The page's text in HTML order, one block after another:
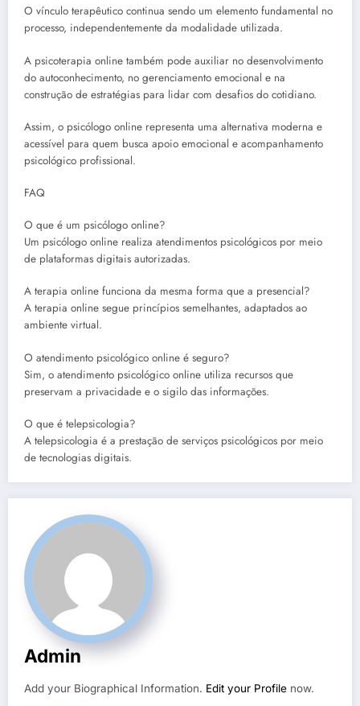
O vínculo terapêutico continua sendo um elemento fundamental no
processo, independentemente da modalidade utilizada.
A psicoterapia online também pode auxiliar no desenvolvimento
do autoconhecimento, no gerenciamento emocional e na
construção de estratégias para lidar com desafios do cotidiano.
Assim, o psicólogo online representa uma alternativa moderna e
acessível para quem busca apoio emocional e acompanhamento
psicológico profissional.
FAQ
O que é um psicólogo online?
Um psicólogo online realiza atendimentos psicológicos por meio
de plataformas digitais autorizadas.
A terapia online funciona da mesma forma que a presencial?
A terapia online segue princípios semelhantes, adaptados ao
ambiente virtual.
O atendimento psicológico online é seguro?
Sim, o atendimento psicológico online utiliza recursos que
preservam a privacidade e o sigilo das informações.
O que é telepsicologia?
A telepsicologia é a prestação de serviços psicológicos por meio
de tecnologias digitais.
Admin
Add your Biographical Information. Edit your Profile now.